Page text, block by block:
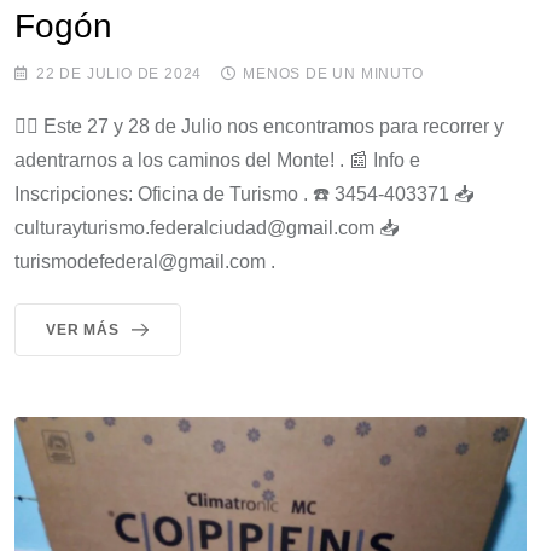
Fogón
22 DE JULIO DE 2024 MENOS DE UN MINUTO
👉🏻 Este 27 y 28 de Julio nos encontramos para recorrer y
adentrarnos a los caminos del Monte! . 📰 Info e
Inscripciones: Oficina de Turismo . ☎️ 3454-403371 📥
culturayturismo.federalciudad@gmail.com 📥
turismodefederal@gmail.com .
VER MÁS